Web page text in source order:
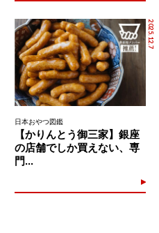
2025.12.7
日本おやつ図鑑
【かりんとう御三家】銀座
の店舗でしか買えない、専
門...